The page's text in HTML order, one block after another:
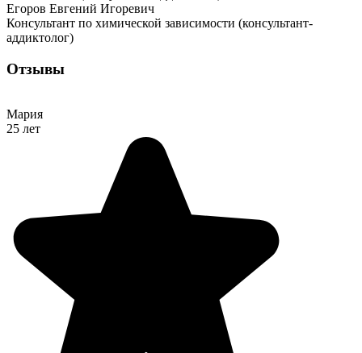
Егоров Евгений Игоревич
Консультант по химической зависимости (консультант-
аддиктолог)
Отзывы
Мария
25 лет